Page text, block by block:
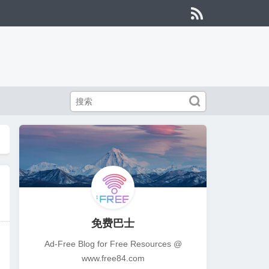


免费巴士
Ad-Free Blog for Free Resources @
www.free84.com